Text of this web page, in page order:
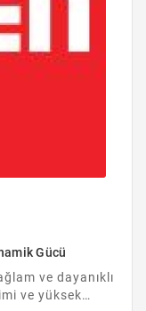
Gücü
ve dayanıklı
ve yüksek